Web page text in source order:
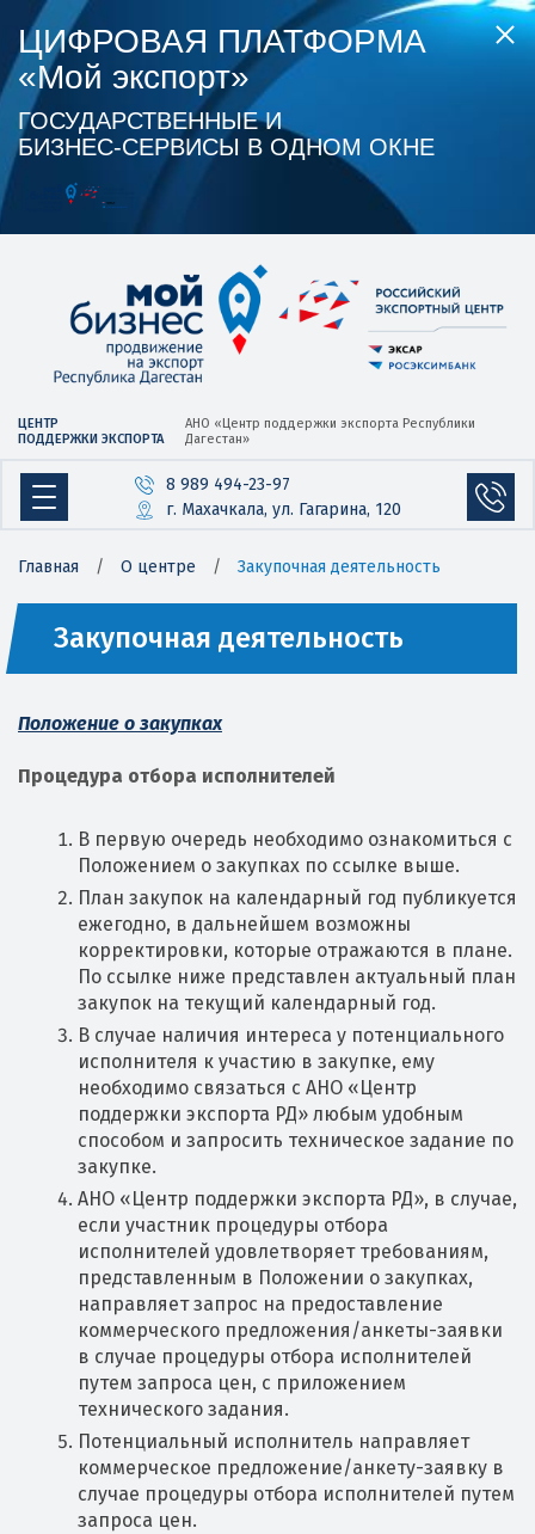
ЦИФРОВАЯ ПЛАТФОРМА
«Мой экспорт»
ГОСУДАРСТВЕННЫЕ И
БИЗНЕС‑СЕРВИСЫ В ОДНОМ ОКНЕ
ЦЕНТР
ПОДДЕРЖКИ ЭКСПОРТА
АНО «Центр поддержки экспорта Республики
Дагестан»
8 989 494-23-97
г. Махачкала, ул. Гагарина, 120
Главная / О центре / Закупочная деятельность
Закупочная деятельность
Положение о закупках
Процедура отбора исполнителей
В первую очередь необходимо ознакомиться с
Положением о закупках по ссылке выше.
План закупок на календарный год публикуется
ежегодно, в дальнейшем возможны
корректировки, которые отражаются в плане.
По ссылке ниже представлен актуальный план
закупок на текущий календарный год.
В случае наличия интереса у потенциального
исполнителя к участию в закупке, ему
необходимо связаться с АНО «Центр
поддержки экспорта РД» любым удобным
способом и запросить техническое задание по
закупке.
АНО «Центр поддержки экспорта РД», в случае,
если участник процедуры отбора
исполнителей удовлетворяет требованиям,
представленным в Положении о закупках,
направляет запрос на предоставление
коммерческого предложения/анкеты-заявки
в случае процедуры отбора исполнителей
путем запроса цен, с приложением
технического задания.
Потенциальный исполнитель направляет
коммерческое предложение/анкету-заявку в
случае процедуры отбора исполнителей путем
запроса цен.